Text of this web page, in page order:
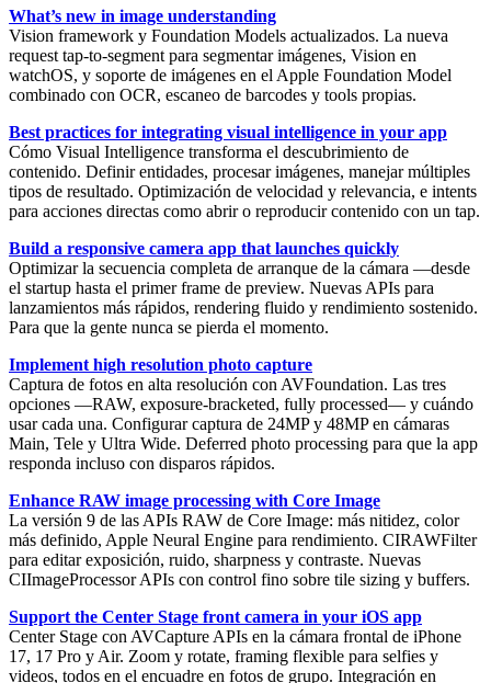
What’s new in image understanding
Vision framework y Foundation Models actualizados. La nueva
request tap-to-segment para segmentar imágenes, Vision en
watchOS, y soporte de imágenes en el Apple Foundation Model
combinado con OCR, escaneo de barcodes y tools propias.
Best practices for integrating visual intelligence in your app
Cómo Visual Intelligence transforma el descubrimiento de
contenido. Definir entidades, procesar imágenes, manejar múltiples
tipos de resultado. Optimización de velocidad y relevancia, e intents
para acciones directas como abrir o reproducir contenido con un tap.
Build a responsive camera app that launches quickly
Optimizar la secuencia completa de arranque de la cámara —desde
el startup hasta el primer frame de preview. Nuevas APIs para
lanzamientos más rápidos, rendering fluido y rendimiento sostenido.
Para que la gente nunca se pierda el momento.
Implement high resolution photo capture
Captura de fotos en alta resolución con AVFoundation. Las tres
opciones —RAW, exposure-bracketed, fully processed— y cuándo
usar cada una. Configurar captura de 24MP y 48MP en cámaras
Main, Tele y Ultra Wide. Deferred photo processing para que la app
responda incluso con disparos rápidos.
Enhance RAW image processing with Core Image
La versión 9 de las APIs RAW de Core Image: más nitidez, color
más definido, Apple Neural Engine para rendimiento. CIRAWFilter
para editar exposición, ruido, sharpness y contraste. Nuevas
CIImageProcessor APIs con control fino sobre tile sizing y buffers.
Support the Center Stage front camera in your iOS app
Center Stage con AVCapture APIs en la cámara frontal de iPhone
17, 17 Pro y Air. Zoom y rotate, framing flexible para selfies y
videos, todos en el encuadre en fotos de grupo. Integración en